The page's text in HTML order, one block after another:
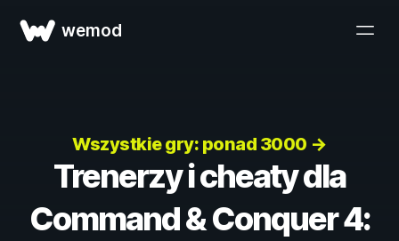
wemod
Wszystkie gry: ponad 3000 →
Trenerzy i cheaty dla
Command & Conquer 4: